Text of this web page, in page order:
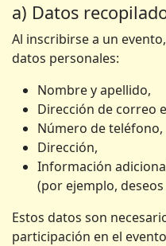
a) Datos
Al inscribirse a un
datos personales:
Nombre y apellido,
Dirección de correo
Número de teléfono,
Dirección,
Información
(por ejemplo,
Estos datos son
participación en el